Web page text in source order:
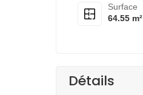
Surface
64.55 m²
Détails